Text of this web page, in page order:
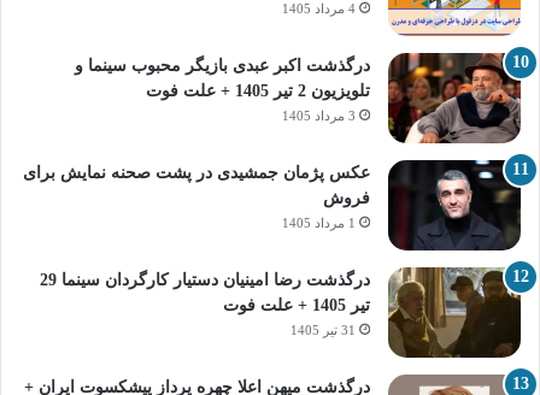
4 مرداد 1405
درگذشت اکبر عبدی بازیگر محبوب سینما و
تلویزیون 2 تیر 1405 + علت فوت
3 مرداد 1405
عکس پژمان جمشیدی در پشت صحنه نمایش برای
فروش
1 مرداد 1405
درگذشت رضا امینیان دستیار کارگردان سینما 29
تیر 1405 + علت فوت
31 تیر 1405
درگذشت میهن اعلا چهره پرداز پیشکسوت ایران +